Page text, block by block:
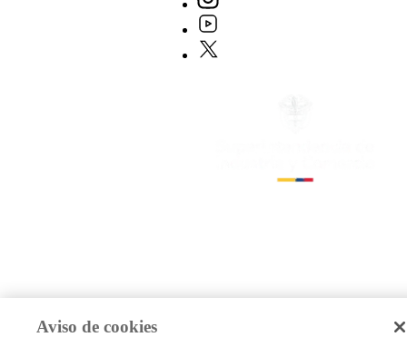
Aviso de cookies